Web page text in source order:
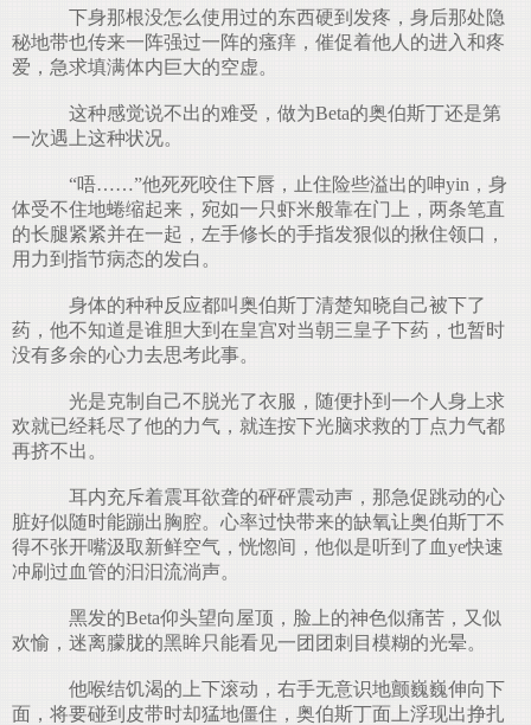
下身那根没怎么使用过的东西硬到发疼，身后那处隐
秘地带也传来一阵强过一阵的瘙痒，催促着他人的进入和疼
爱，急求填满体内巨大的空虚。
这种感觉说不出的难受，做为Beta的奥伯斯丁还是第
一次遇上这种状况。
“唔……”他死死咬住下唇，止住险些溢出的呻yin，身
体受不住地蜷缩起来，宛如一只虾米般靠在门上，两条笔直
的长腿紧紧并在一起，左手修长的手指发狠似的揪住领口，
用力到指节病态的发白。
身体的种种反应都叫奥伯斯丁清楚知晓自己被下了
药，他不知道是谁胆大到在皇宫对当朝三皇子下药，也暂时
没有多余的心力去思考此事。
光是克制自己不脱光了衣服，随便扑到一个人身上求
欢就已经耗尽了他的力气，就连按下光脑求救的丁点力气都
再挤不出。
耳内充斥着震耳欲聋的砰砰震动声，那急促跳动的心
脏好似随时能蹦出胸腔。心率过快带来的缺氧让奥伯斯丁不
得不张开嘴汲取新鲜空气，恍惚间，他似是听到了血ye快速
冲刷过血管的汩汩流淌声。
黑发的Beta仰头望向屋顶，脸上的神色似痛苦，又似
欢愉，迷离朦胧的黑眸只能看见一团团刺目模糊的光晕。
他喉结饥渴的上下滚动，右手无意识地颤巍巍伸向下
面，将要碰到皮带时却猛地僵住，奥伯斯丁面上浮现出挣扎